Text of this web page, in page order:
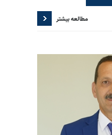
مطالعه بیشتر